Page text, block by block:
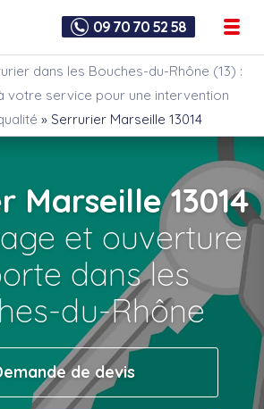
09 70 70 52 58
dans les Bouches-du-Rhône (13) :
votre service pour une intervention
» Serrurier Marseille 13014
Marseille 13014
et ouverture
dans les
du-Rhône
de devis